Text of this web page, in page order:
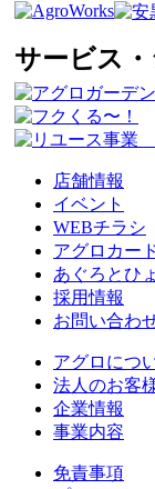
サービス
店舗情報
イベント
WEBチラシ
アグロカー
あぐろとひ
採用情報
お問い合わ
アグロにつ
法人のお客
企業情報
事業内容
免責事項